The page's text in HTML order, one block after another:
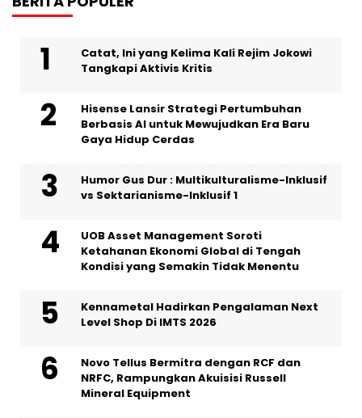
Catat, Ini yang Kelima Kali Rejim Jokowi
Tangkapi Aktivis Kritis
Hisense Lansir Strategi Pertumbuhan
Berbasis AI untuk Mewujudkan Era Baru
Gaya Hidup Cerdas
Humor Gus Dur : Multikulturalisme-Inklusif
vs Sektarianisme-Inklusif 1
UOB Asset Management Soroti
Ketahanan Ekonomi Global di Tengah
Kondisi yang Semakin Tidak Menentu
Kennametal Hadirkan Pengalaman Next
Level Shop Di IMTS 2026
Novo Tellus Bermitra dengan RCF dan
NRFC, Rampungkan Akuisisi Russell
Mineral Equipment